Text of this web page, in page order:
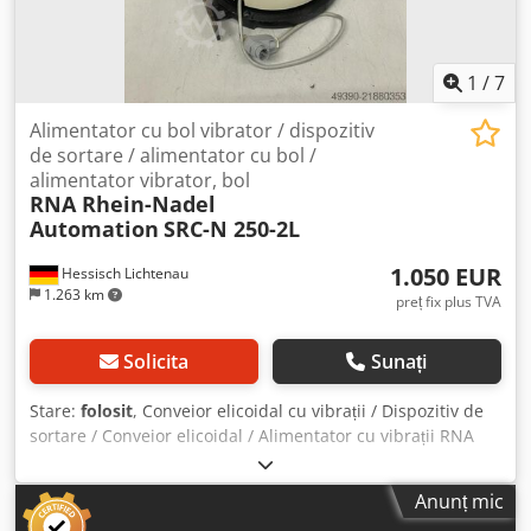
1 /7
Hessisch Lichtenau
1.263 km
Alimentator cu bol vibrator / dispozitiv
de sortare / alimentator cu bol /
alimentator vibrator, bol
RNA Rhein-Nadel
Automation SRC-N 250-2L
1.050 EUR
preț fix plus TVA
Solicita Sunați
Stare: folosit, Conveior elicoidal cu vibrații / Dispozitiv de
sortare / Conveior elicoidal / Alimentator cu vibrații RNA
Bol vibratoare, dispozitiv de sortare / Alimentator cu șurub
cu transportor cu vibrații pentru tehnica de înșurubare
Sistem de alimentare, dispozitiv de alimentare Producător:
Anunț mic